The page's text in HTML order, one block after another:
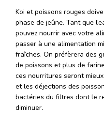
Koi et poissons rouges
phase de jeûne. Tant que
pouvez nourrir avec votre
passer à une alimentation
fraîches. On préfèrera des
de poissons et plus de
ces nourritures seront
et les déjections des
bactéries du filtres dont le
diminuer.